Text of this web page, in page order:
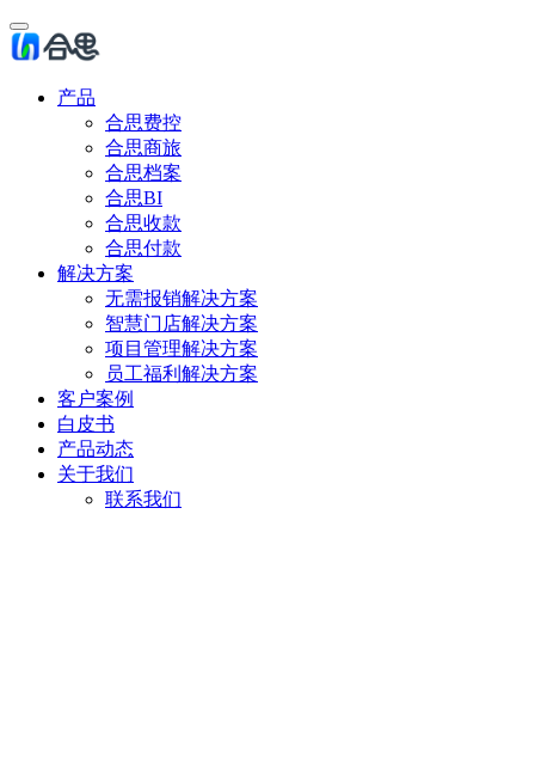
产品
合思费控
合思商旅
合思档案
合思BI
合思收款
合思付款
解决方案
无需报销解决方案
智慧门店解决方案
项目管理解决方案
员工福利解决方案
客户案例
白皮书
产品动态
关于我们
联系我们